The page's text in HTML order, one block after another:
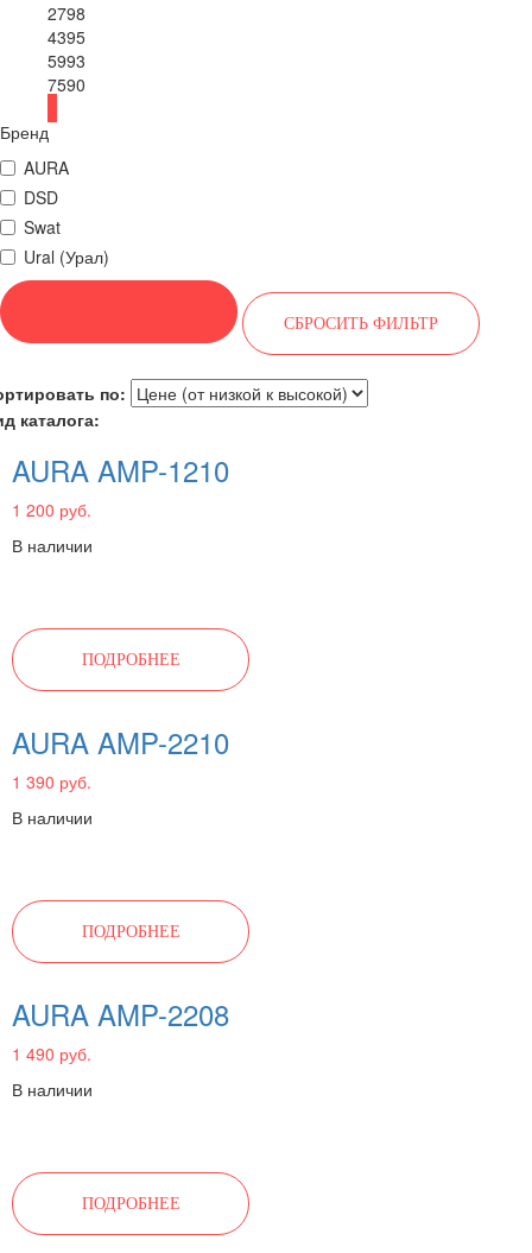
2798
4395
5993
7590
Бренд
AURA
DSD
Swat
Ural (Урал)
по:
каталога:
AURA AMP-1210
1 200 руб.
В наличии
ПОДРОБНЕЕ
AURA AMP-2210
1 390 руб.
В наличии
ПОДРОБНЕЕ
AURA AMP-2208
1 490 руб.
В наличии
ПОДРОБНЕЕ